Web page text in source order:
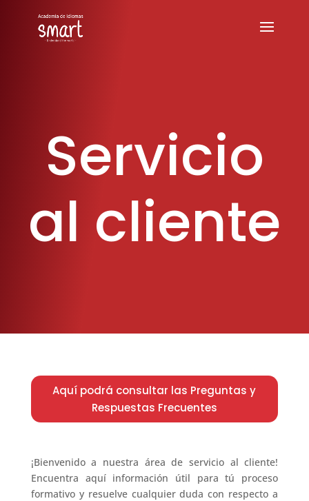
Servicio
al cliente
Aquí podrá consultar las Preguntas y
Respuestas Frecuentes
¡Bienvenido a nuestra área de servicio al cliente!
Encuentra aquí información útil para tú proceso
formativo y resuelve cualquier duda con respecto a